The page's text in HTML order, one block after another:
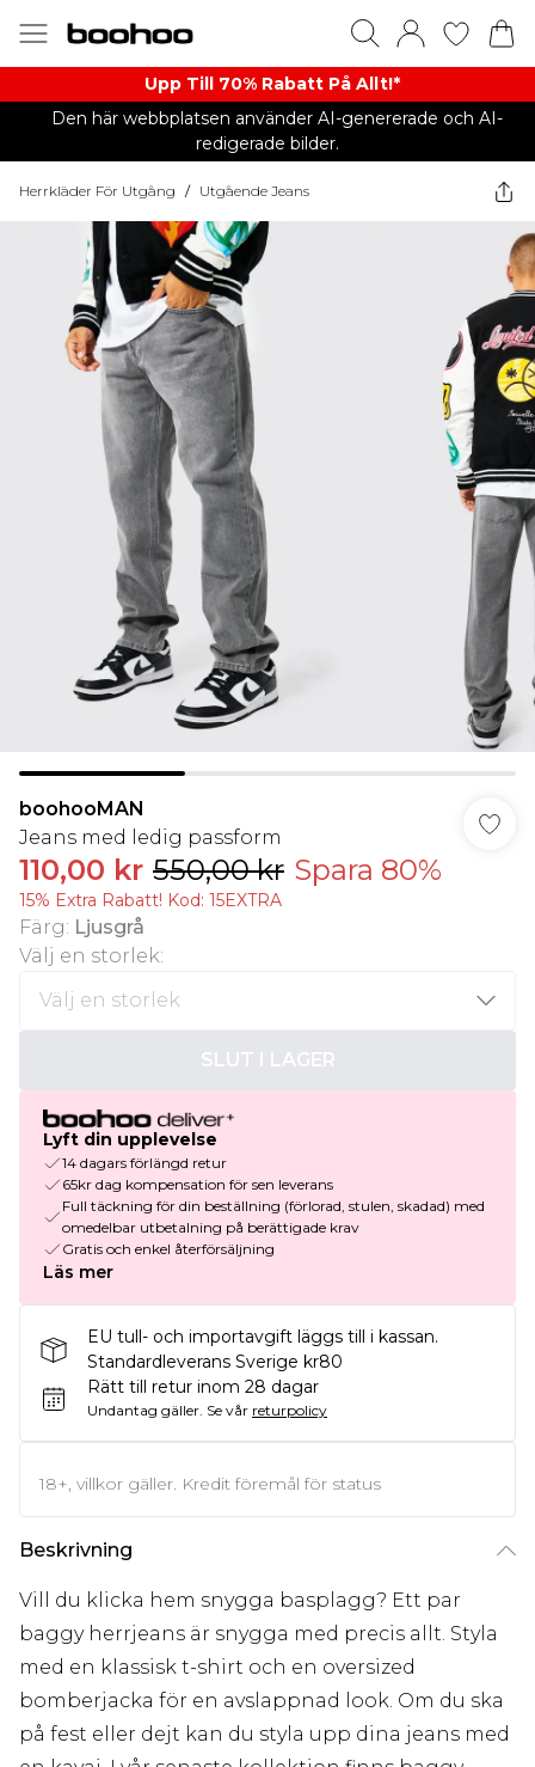
Upp Till 70% Rabatt På Allt!*
Den här webbplatsen använder AI-genererade och AI-
redigerade bilder.
Herrkläder För Utgång / Utgående Jeans
boohooMAN
Jeans med ledig passform
110,00 kr 550,00 kr Spara 80%
15% Extra Rabatt! Kod: 15EXTRA
Färg: Ljusgrå
Välj en storlek:
SLUT I LAGER
Lyft din upplevelse
14 dagars förlängd retur
65kr dag kompensation för sen leverans
Full täckning för din beställning (förlorad, stulen, skadad) med
omedelbar utbetalning på berättigade krav
Gratis och enkel återförsäljning
Läs mer
EU tull- och importavgift läggs till i kassan.
Standardleverans Sverige kr80
Rätt till retur inom 28 dagar
Undantag gäller. Se vår returpolicy
18+, villkor gäller. Kredit föremål för status
Beskrivning
Vill du klicka hem snygga basplagg? Ett par
baggy herrjeans är snygga med precis allt. Styla
med en klassisk t-shirt och en oversized
bomberjacka för en avslappnad look. Om du ska
på fest eller dejt kan du styla upp dina jeans med